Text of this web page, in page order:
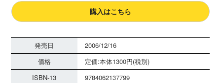
購入はこちら
発売日
2006/12/16
価格
定価:本体1300円(税別)
ISBN-13
9784062137799